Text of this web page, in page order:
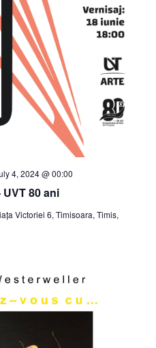
80 ani
4, 2024 @ 00:00
Victoriei 6, Timisoara, Timis,